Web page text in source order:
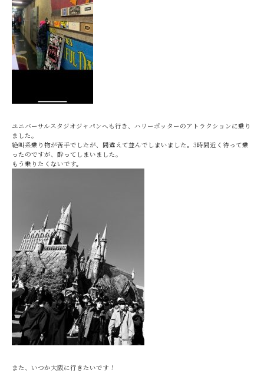
ユニバーサルスタジオジャパンへも行き、ハリーポッターのアトラクションに乗り
ました。
絶叫系乗り物が苦手でしたが、間違えて並んでしまいました。3時間近く待って乗
ったのですが、酔ってしまいました。
もう乗りたくないです。
また、いつか大阪に行きたいです！